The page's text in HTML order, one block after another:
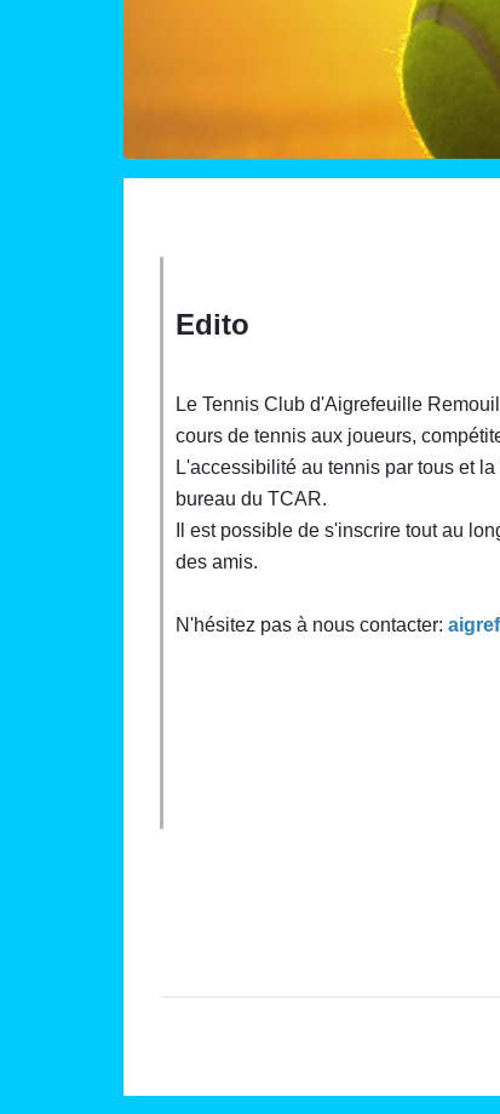
Edito
Le Tennis Club d'Aigrefeuille
cours de tennis aux joueurs,
L'accessibilité au tennis par tous et
bureau du TCAR.
Il est possible de s'inscrire tout au
des amis.
N'hésitez pas à nous contacter: